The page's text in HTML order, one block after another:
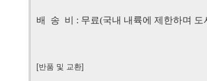
배 송 비 : 무료(국내 내륙에 제한하며 도
[반품 및 교환]